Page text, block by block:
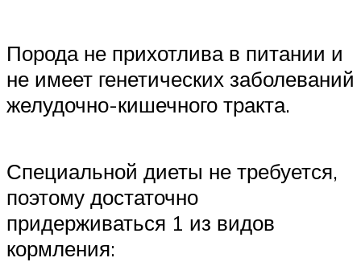
Порода не прихотлива в питании и
не имеет генетических заболеваний
желудочно-кишечного тракта.
Специальной диеты не требуется,
поэтому достаточно
придерживаться 1 из видов
кормления: